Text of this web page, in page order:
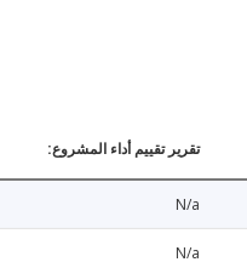
تقرير تقييم أداء المشروع:
N/a
N/a